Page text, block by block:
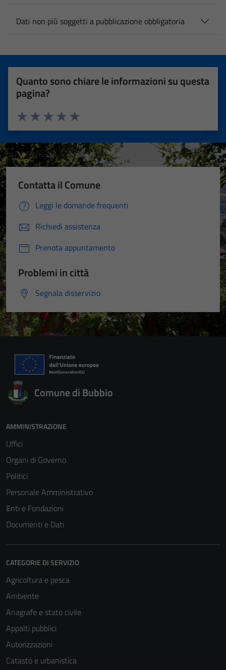
Dati non più soggetti a pubblicazione obbligatoria
Quanto sono chiare le informazioni su questa
pagina?
Valuta 5 stelle su 5
Valuta 4 stelle su 5
Valuta 3 stelle su 5
Valuta 2 stelle su 5
Valuta 1 stelle su 5
Contatta il Comune
Leggi le domande frequenti
Richiedi assistenza
Prenota appuntamento
Problemi in città
Segnala disservizio
Comune di Bubbio
AMMINISTRAZIONE
Uffici
Organi di Governo
Politici
Personale Amministrativo
Enti e Fondazioni
Documenti e Dati
CATEGORIE DI SERVIZIO
Agricoltura e pesca
Ambiente
Anagrafe e stato civile
Appalti pubblici
Autorizzazioni
Catasto e urbanistica